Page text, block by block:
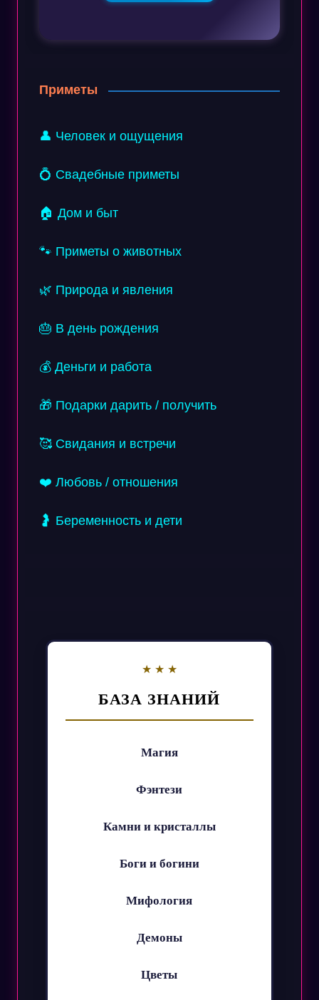
Приметы
👤 Человек и ощущения
💍 Свадебные приметы
🏠 Дом и быт
🐾 Приметы о животных
🌿 Природа и явления
🎂 В день рождения
💰 Деньги и работа
🎁 Подарки дарить / получить
🥰 Свидания и встречи
❤️ Любовь / отношения
🤰 Беременность и дети
БАЗА ЗНАНИЙ
Магия
Фэнтези
Камни и кристаллы
Боги и богини
Мифология
Демоны
Цветы